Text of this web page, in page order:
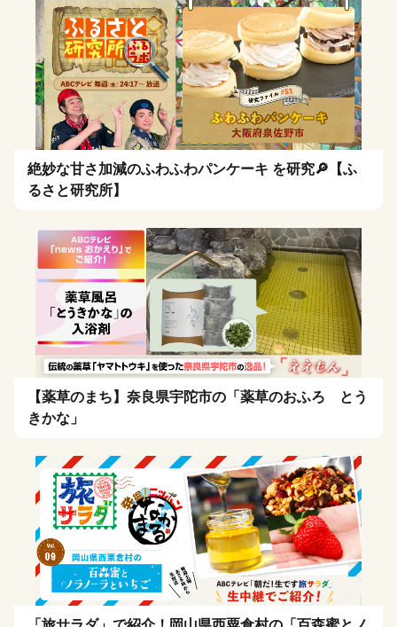
絶妙な甘さ加減のふわふわパンケーキ を研究🔎【ふ
るさと研究所】
【薬草のまち】奈良県宇陀市の「薬草のおふろ とう
きかな」